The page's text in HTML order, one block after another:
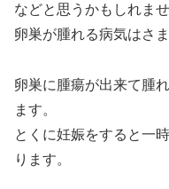
などと思うかもしれませ
卵巣が腫れる病気はさ
卵巣に腫瘍が出来て腫
ます。
とくに妊娠をすると一
ります。